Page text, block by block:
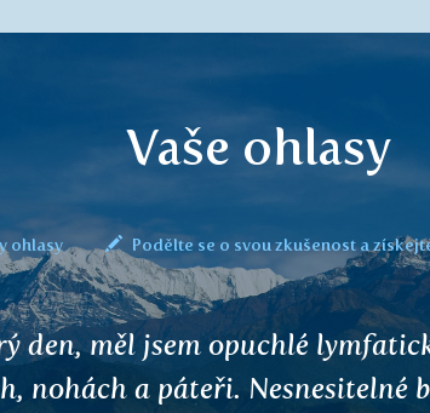
Vaše ohlasy
ohlasy Podělte se o svou zkušenost a
používám cca 2 roky a
lépe a zdravěji. Navíc